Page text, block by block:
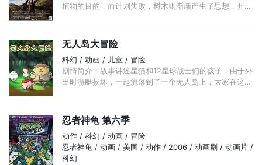
植物的目的，而计划失败，树木则渐渐产生了思想，开始
无人岛大冒险
科幻 / 动画 / 儿童 / 冒险
剧情简介：故事讲述星猫和12星球战士们的孩子，由于外
出时游艇损坏，一起流落到了一个无人岛上，大家在这里
忍者神龟 第六季
动作 / 科幻 / 动画 / 冒险
忍者神龟 / 动画 / 美国 / 动作 / 2006 / 动画剧 / 动画片 /
科幻